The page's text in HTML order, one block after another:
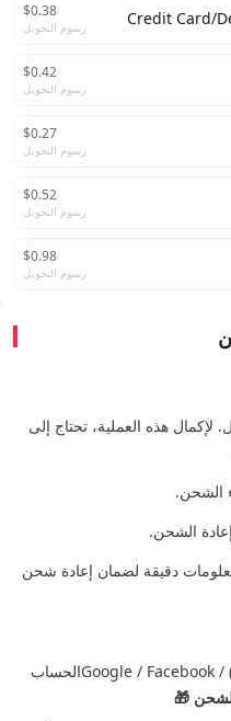
Credit Card/
$0.38
رسوم التحويل
$0.42
رسوم التحويل
$0.27
رسوم التحويل
$0.52
رسوم التحويل
$0.98
رسوم التحويل
هذه العملية، تحتاج إلى
الشحن.
الشحن.
دقيقة لضمان إعادة شحن
الحساب
🎁